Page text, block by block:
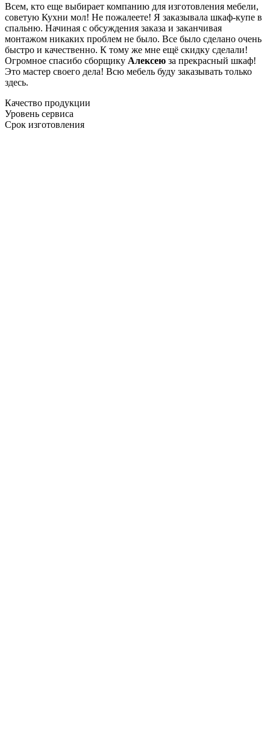
Всем, кто еще выбирает компанию для изготовления мебели,
советую Кухни мол! Не пожалеете! Я заказывала шкаф-купе в
спальню. Начиная с обсуждения заказа и заканчивая
монтажом никаких проблем не было. Все было сделано очень
быстро и качественно. К тому же мне ещё скидку сделали!
Огромное спасибо сборщику Алексею за прекрасный шкаф!
Это мастер своего дела! Всю мебель буду заказывать только
здесь.
Качество продукции
Уровень сервиса
Срок изготовления